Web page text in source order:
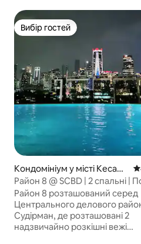
Вибір гостей
Вибір гостей
Кондомініум у місті Kecam
atan Kebayoran Baru
Район 8 @ SCBD | 2 спальні |
з Ашта
Район 8 розташований серед
Центрального делового
Судірман, де розташовані 2
надзвичайно розкішні вежі